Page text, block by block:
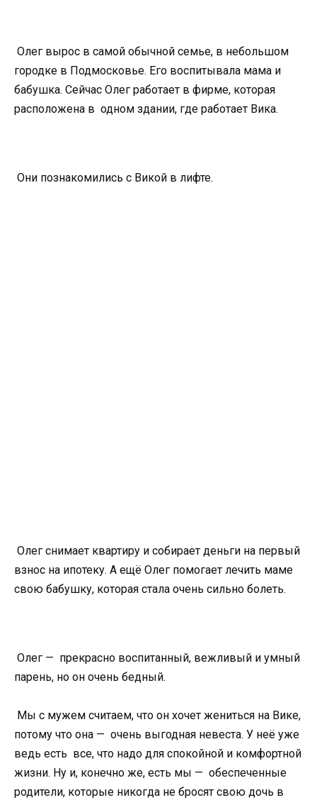
Олег вырос в самой обычной семье, в небольшом
городке в Подмосковье. Его воспитывала мама и
бабушка. Сейчас Олег работает в фирме, которая
расположена в одном здании, где работает Вика.
Они познакомились с Викой в лифте.
Олег снимает квартиру и собирает деньги на первый
взнос на ипотеку. А ещё Олег помогает лечить маме
свою бабушку, которая стала очень сильно болеть.
Олег — прекрасно воспитанный, вежливый и умный
парень, но он очень бедный.
Мы с мужем считаем, что он хочет жениться на Вике,
потому что она — очень выгодная невеста. У неё уже
ведь есть все, что надо для спокойной и комфортной
жизни. Ну и, конечно же, есть мы — обеспеченные
родители, которые никогда не бросят свою дочь в